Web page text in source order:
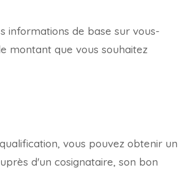
informations de base sur vous-
montant que vous souhaitez
vous pouvez obtenir un
d'un cosignataire, son bon